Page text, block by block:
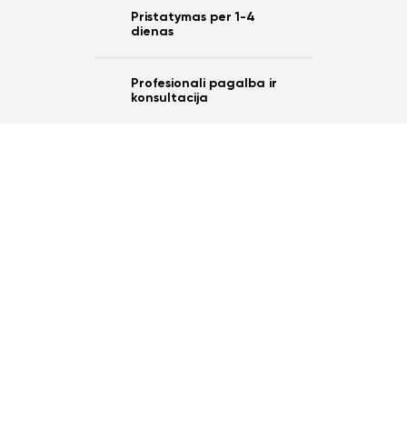
Pristatymas per 1-4
dienas
Profesionali pagalba ir
konsultacija